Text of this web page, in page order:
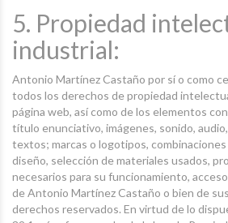
5. Propiedad
industrial:
Antonio Martínez Castaño por sí o como
todos los derechos de propiedad
página web, así como de los elementos
título enunciativo, imágenes, sonido,
textos; marcas o logotipos,
diseño, selección de materiales usados,
necesarios para su funcionamiento,
de Antonio Martínez Castaño o bien de
derechos reservados. En virtud de lo